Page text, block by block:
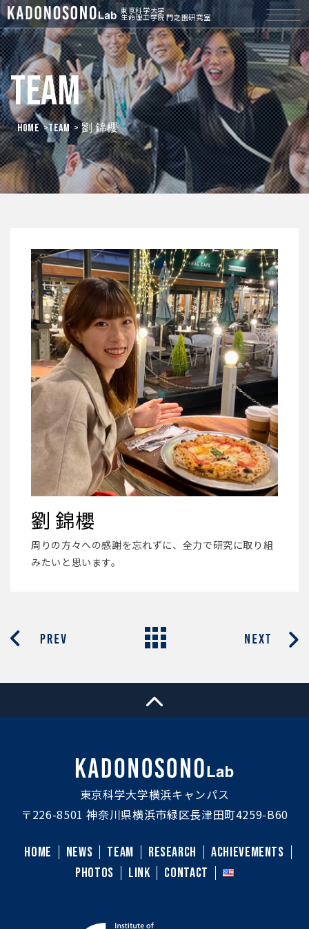
東京科学大学
生命理工学院 門之園研究室
Team
HOME >Team > 劉 錦櫻
劉 錦櫻
周りの方々への感謝を忘れずに、全力で研究に取り組
みたいと思います。
東京科学大学横浜キャンパス
〒226-8501 神奈川県横浜市緑区長津田町4259-B60
HOME NEWS TEAM RESEARCH
ACHIEVEMENTS
PHOTOS
LINK CONTACT